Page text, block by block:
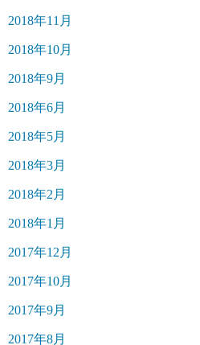
2018年11月
2018年10月
2018年9月
2018年6月
2018年5月
2018年3月
2018年2月
2018年1月
2017年12月
2017年10月
2017年9月
2017年8月